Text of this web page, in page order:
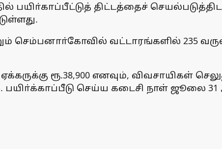
பயிா்காப்பீட்டுத் திட்டத்தைச்
செம்பனாா்கோவில் வட்டாரங்களில் 235
ரூ.38,900 எனவும், விவசாயிகள்
பயிா்க்காப்பீடு செய்ய கடைசி நாள் ஜூலை